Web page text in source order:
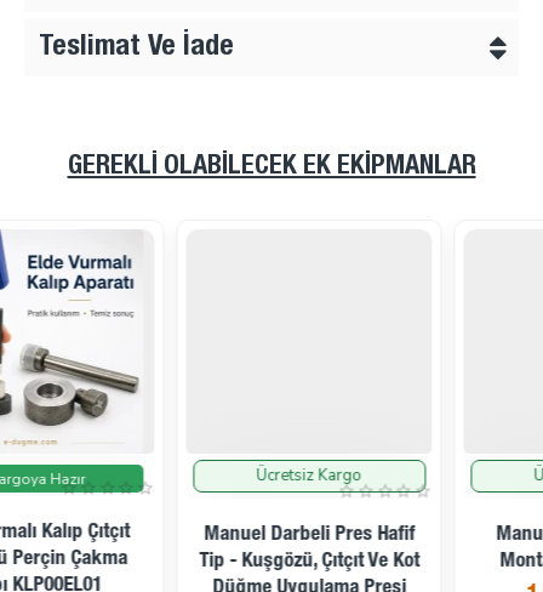
Teslimat Ve İade
GEREKLI OLABILECEK EK EKIPMANLAR
Ücretsiz Kargo
Manuel Darbeli Pres Hafif
Tip - Kuşgözü, Çıtçıt Ve Kot
Ücretsiz Kargo
Manuel Pres Kuşgözü
Montaj Presi M00101